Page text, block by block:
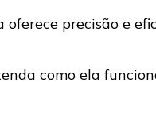
precisão e
como ela